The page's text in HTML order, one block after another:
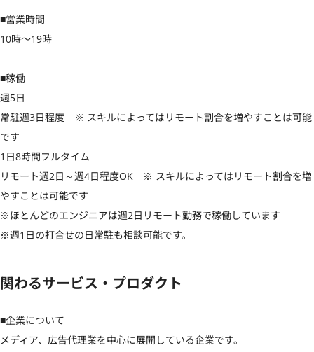
■営業時間
10時〜19時
■稼働
週5日
常駐週3日程度　※ スキルによってはリモート割合を増やすことは可能
です
1日8時間フルタイム
リモート週2日～週4日程度OK　※ スキルによってはリモート割合を増
やすことは可能です
※ほとんどのエンジニアは週2日リモート勤務で稼働しています
※週1日の打合せの日常駐も相談可能です。
関わるサービス・プロダクト
■企業について
メディア、広告代理業を中心に展開している企業です。